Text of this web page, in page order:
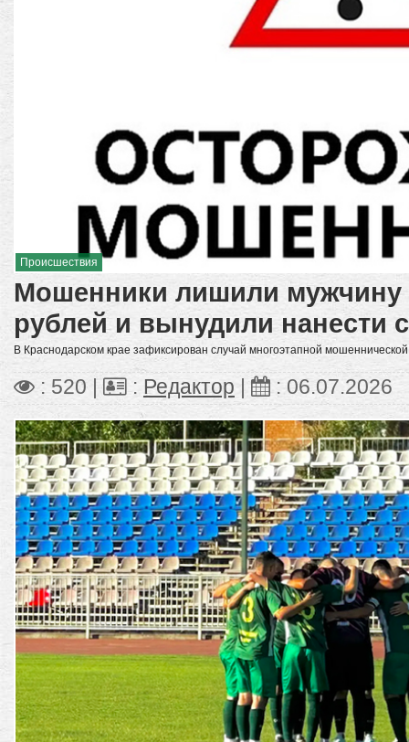
Происшествия
Мошенники лишили мужчину
рублей и вынудили нанести
В Краснодарском крае зафиксирован случай многоэтапной
: 520 | : Редактор :06.07.2026